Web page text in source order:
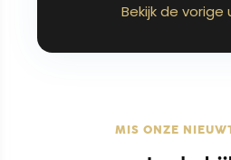
Bekijk de
MIS ONZE